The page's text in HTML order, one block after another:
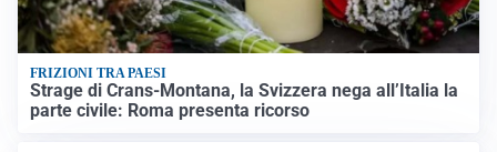
FRIZIONI TRA PAESI
Strage di Crans-Montana, la Svizzera nega all’Italia la
parte civile: Roma presenta ricorso